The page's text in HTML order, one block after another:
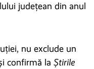
județean din anul
nu exclude un
confirmă la Știrile